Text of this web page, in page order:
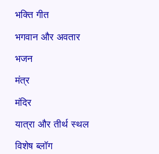
भक्ति गीत
भगवान और अवतार
भजन
मंत्र
मंदिर
यात्रा और तीर्थ स्थल
विशेष ब्लॉग